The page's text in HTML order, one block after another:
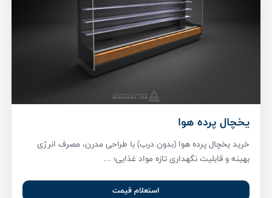
یخچال پرده هوا
خرید یخچال پرده هوا (بدون درب) با طراحی مدرن، مصرف انرژی
بهینه و قابلیت نگهداری تازه مواد غذایی؛ ...
استعلام قیمت